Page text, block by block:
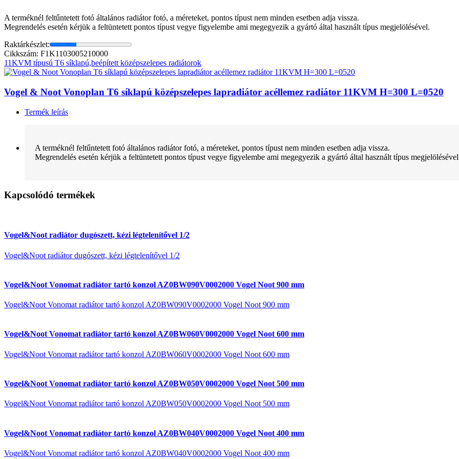
A terméknél feltűntetett fotó általános radiátor fotó, a méreteket, pontos típust nem minden esetben adja vissza.
Megrendelés esetén kérjük a feltüntetett pontos típust vegye figyelembe ami megegyezik a gyártó által használt típus megjelölésével.
Raktárkészlet:
Cikkszám: F1K1103005210000
11KVM típusú T6 síklapú,beépített középszelepes radiátorok
Vogel & Noot Vonoplan T6 síklapú középszelepes lapradiátor acéllemez radiátor 11KVM H=300 L=0520
Termék leírás
A terméknél feltűntetett fotó általános radiátor fotó, a méreteket, pontos típust nem minden esetben adja vissza.
Megrendelés esetén kérjük a feltüntetett pontos típust vegye figyelembe ami megegyezik a gyártó által használt típus
Kapcsolódó termékek
Vogel&Noot radiátor dugószett, kézi légtelenítővel 1/2
Vogel&Noot radiátor dugószett, kézi légtelenítővel 1/2
Vogel&Noot Vonomat radiátor tartó konzol AZ0BW090V0002000 Vogel Noot 900 mm
Vogel&Noot Vonomat radiátor tartó konzol AZ0BW090V0002000 Vogel Noot 900 mm
Vogel&Noot Vonomat radiátor tartó konzol AZ0BW060V0002000 Vogel Noot 600 mm
Vogel&Noot Vonomat radiátor tartó konzol AZ0BW060V0002000 Vogel Noot 600 mm
Vogel&Noot Vonomat radiátor tartó konzol AZ0BW050V0002000 Vogel Noot 500 mm
Vogel&Noot Vonomat radiátor tartó konzol AZ0BW050V0002000 Vogel Noot 500 mm
Vogel&Noot Vonomat radiátor tartó konzol AZ0BW040V0002000 Vogel Noot 400 mm
Vogel&Noot Vonomat radiátor tartó konzol AZ0BW040V0002000 Vogel Noot 400 mm